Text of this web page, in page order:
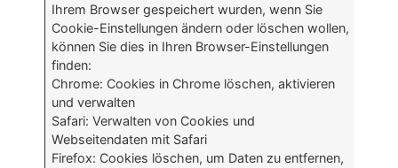
Ihrem Browser gespeichert wurden, wenn Sie
Cookie-Einstellungen ändern oder löschen wollen,
können Sie dies in Ihren Browser-Einstellungen
finden:
Chrome: Cookies in Chrome löschen, aktivieren
und verwalten
Safari: Verwalten von Cookies und
Webseitendaten mit Safari
Firefox: Cookies löschen, um Daten zu entfernen,